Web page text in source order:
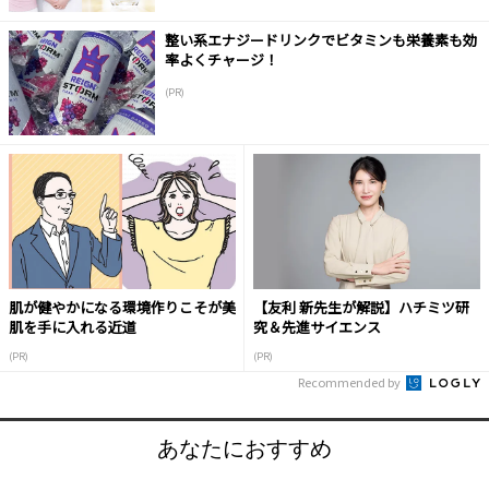
整い系エナジードリンクでビタミンも栄養素も効
率よくチャージ！
(PR)
肌が健やかになる環境作りこそが美
肌を手に入れる近道
(PR)
【友利 新先生が解説】ハチミツ研
究＆先進サイエンス
(PR)
Recommended by
あなたにおすすめ